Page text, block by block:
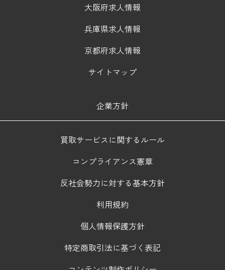
大阪府求人情報
兵庫県求人情報
京都府求人情報
サイトマップ
企業方針
買取サービスに関するルール
コンプライアンス憲章
反社会勢力に対する基本方針
利用規約
個人情報保護方針
特定商取引法に基づく表記